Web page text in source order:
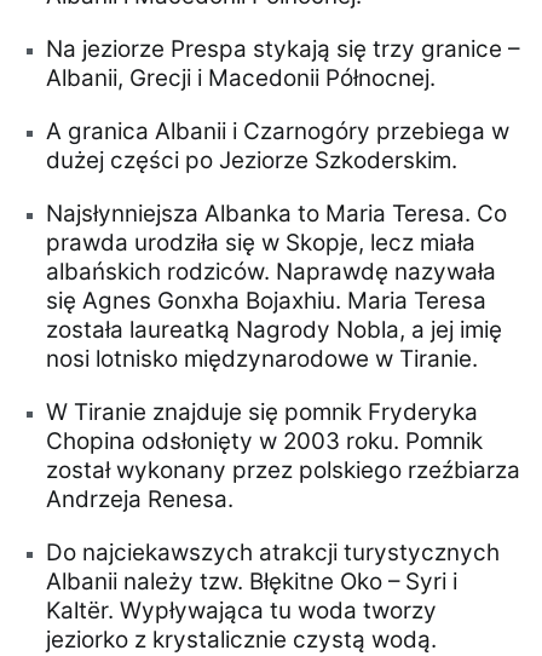
Na jeziorze Prespa stykają się trzy granice –
Albanii, Grecji i Macedonii Północnej.
A granica Albanii i Czarnogóry przebiega w
dużej części po Jeziorze Szkoderskim.
Najsłynniejsza Albanka to Maria Teresa. Co
prawda urodziła się w Skopje, lecz miała
albańskich rodziców. Naprawdę nazywała
się Agnes Gonxha Bojaxhiu. Maria Teresa
została laureatką Nagrody Nobla, a jej imię
nosi lotnisko międzynarodowe w Tiranie.
W Tiranie znajduje się pomnik Fryderyka
Chopina odsłonięty w 2003 roku. Pomnik
został wykonany przez polskiego rzeźbiarza
Andrzeja Renesa.
Do najciekawszych atrakcji turystycznych
Albanii należy tzw. Błękitne Oko – Syri i
Kaltër. Wypływająca tu woda tworzy
jeziorko z krystalicznie czystą wodą.